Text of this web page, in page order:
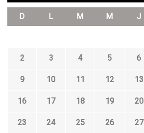
D L M M J
2 3 4 5 6
9 10 11 12 13
16 17 18 19 20
23 24 25 26 27